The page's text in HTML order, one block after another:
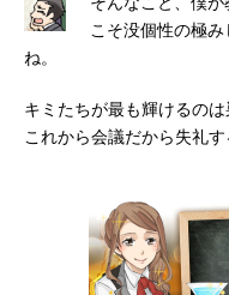
こそ没個性の極
ね。
キミたちが最も輝けるの
これから会議だから失礼す